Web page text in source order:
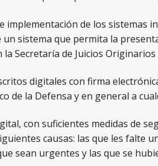
implementación de los sistemas
un sistema que permita la
la Secretaría de Juicios
digitales con firma
de la Defensa y en general a
con suficientes medidas de
causas: las que les falte
sean urgentes y las que se